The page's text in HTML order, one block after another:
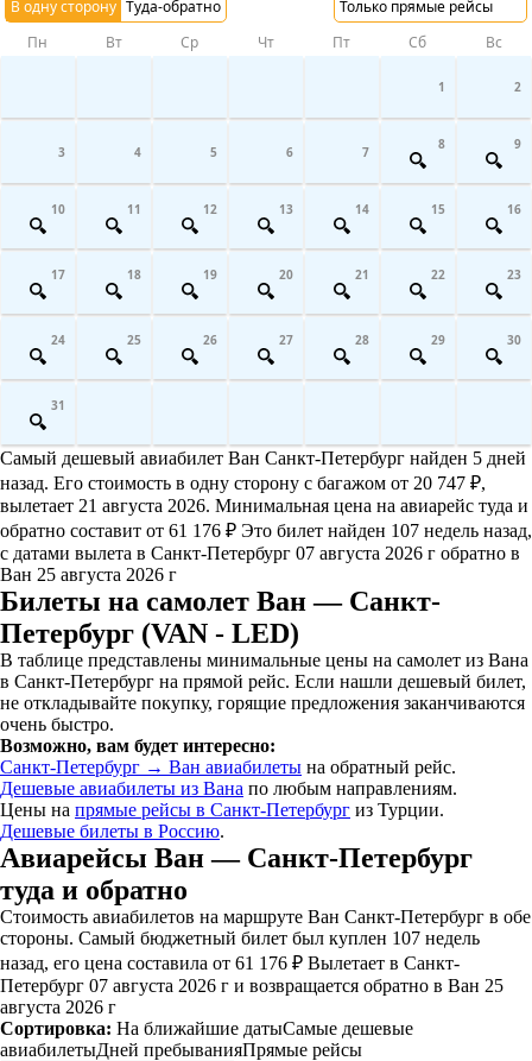
В одну сторону Туда-обратно Только прямые рейсы
Пн Вт Ср Чт Пт Сб Вс
1 2
3 4 5 6 7 8 9
10 11 12 13 14 15 16
17 18 19 20 21 22 23
24 25 26 27 28 29 30
31
Самый дешевый авиабилет Ван Санкт-Петербург найден 5 дней
назад. Его стоимость в одну сторону с багажом от 20 747 ₽,
вылетает 21 августа 2026. Минимальная цена на авиарейс туда и
обратно составит от 61 176 ₽ Это билет найден 107 недель назад,
с датами вылета в Санкт-Петербург 07 августа 2026 г обратно в
Ван 25 августа 2026 г
Билеты на самолет Ван — Санкт-
Петербург (VAN - LED)
В таблице представлены минимальные цены на самолет из Вана
в Санкт-Петербург на прямой рейс. Если нашли дешевый билет,
не откладывайте покупку, горящие предложения заканчиваются
очень быстро.
Возможно, вам будет интересно:
Санкт-Петербург → Ван авиабилеты на обратный рейс.
Дешевые авиабилеты из Вана по любым направлениям.
Цены на прямые рейсы в Санкт-Петербург из Турции.
Дешевые билеты в Россию.
Авиарейсы Ван — Санкт-Петербург
туда и обратно
Стоимость авиабилетов на маршруте Ван Санкт-Петербург в обе
стороны. Самый бюджетный билет был куплен 107 недель
назад, его цена составила от 61 176 ₽ Вылетает в Санкт-
Петербург 07 августа 2026 г и возвращается обратно в Ван 25
августа 2026 г
Сортировка: На ближайшие датыСамые дешевые
авиабилетыДней пребыванияПрямые рейсы